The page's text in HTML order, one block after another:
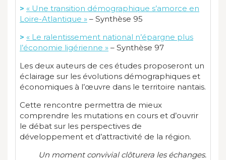
> « Une transition démographique s’amorce en
Loire-Atlantique » – Synthèse 95
> « Le ralentissement national n’épargne plus
l’économie ligérienne » – Synthèse 97
Les deux auteurs de ces études proposeront un
éclairage sur les évolutions démographiques et
économiques à l’œuvre dans le territoire nantais.
Cette rencontre permettra de mieux
comprendre les mutations en cours et d’ouvrir
le débat sur les perspectives de
développement et d’attractivité de la région.
Un moment convivial clôturera les échanges.